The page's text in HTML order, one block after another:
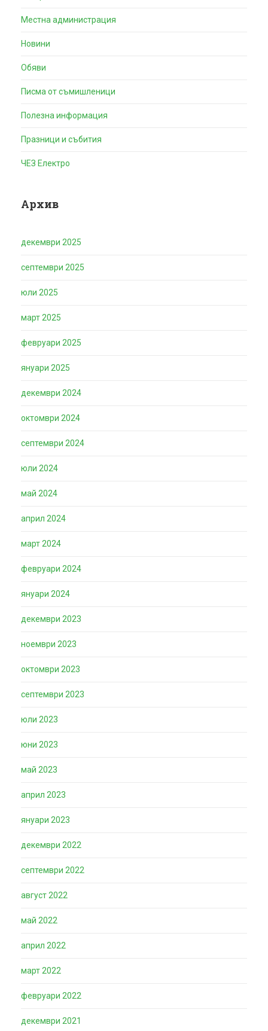
Местна администрация
Новини
Обяви
Писма от съмишленици
Полезна информация
Празници и събития
ЧЕЗ Електро
Архив
декември 2025
септември 2025
юли 2025
март 2025
февруари 2025
януари 2025
декември 2024
октомври 2024
септември 2024
юли 2024
май 2024
април 2024
март 2024
февруари 2024
януари 2024
декември 2023
ноември 2023
октомври 2023
септември 2023
юли 2023
юни 2023
май 2023
април 2023
януари 2023
декември 2022
септември 2022
август 2022
май 2022
април 2022
март 2022
февруари 2022
декември 2021